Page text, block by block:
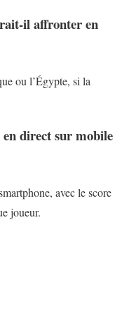
il affronter en
ou l’Égypte, si la
direct sur mobile
avec le score
joueur.